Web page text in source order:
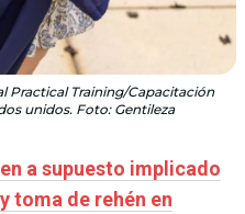
Practical Training/Capacitación
unidos. Foto: Gentileza
a supuesto implicado
toma de rehén en